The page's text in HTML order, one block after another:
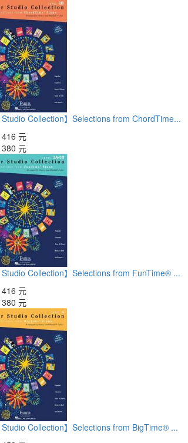
Collection】Selections from ChordTime...
416 元
380 元
Collection】Selections from FunTime® ...
416 元
380 元
Collection】Selections from BigTime® ...